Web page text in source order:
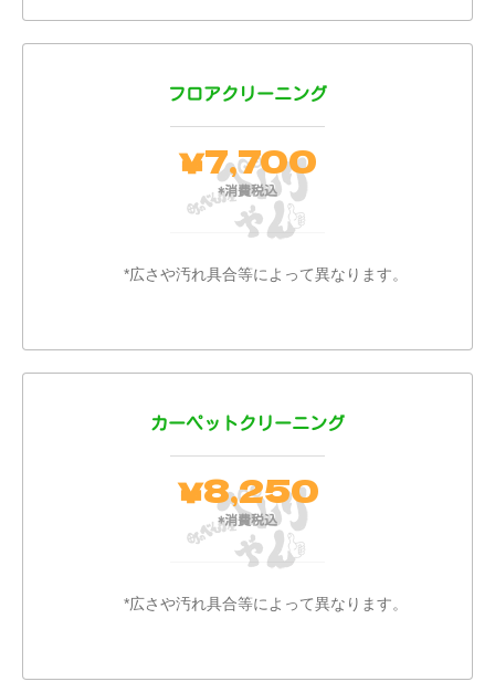
フロアクリーニング
￥7,700
*消費税込
*広さや汚れ具合等によって異なります。
カーペットクリーニング
￥8,250
*消費税込
*広さや汚れ具合等によって異なります。